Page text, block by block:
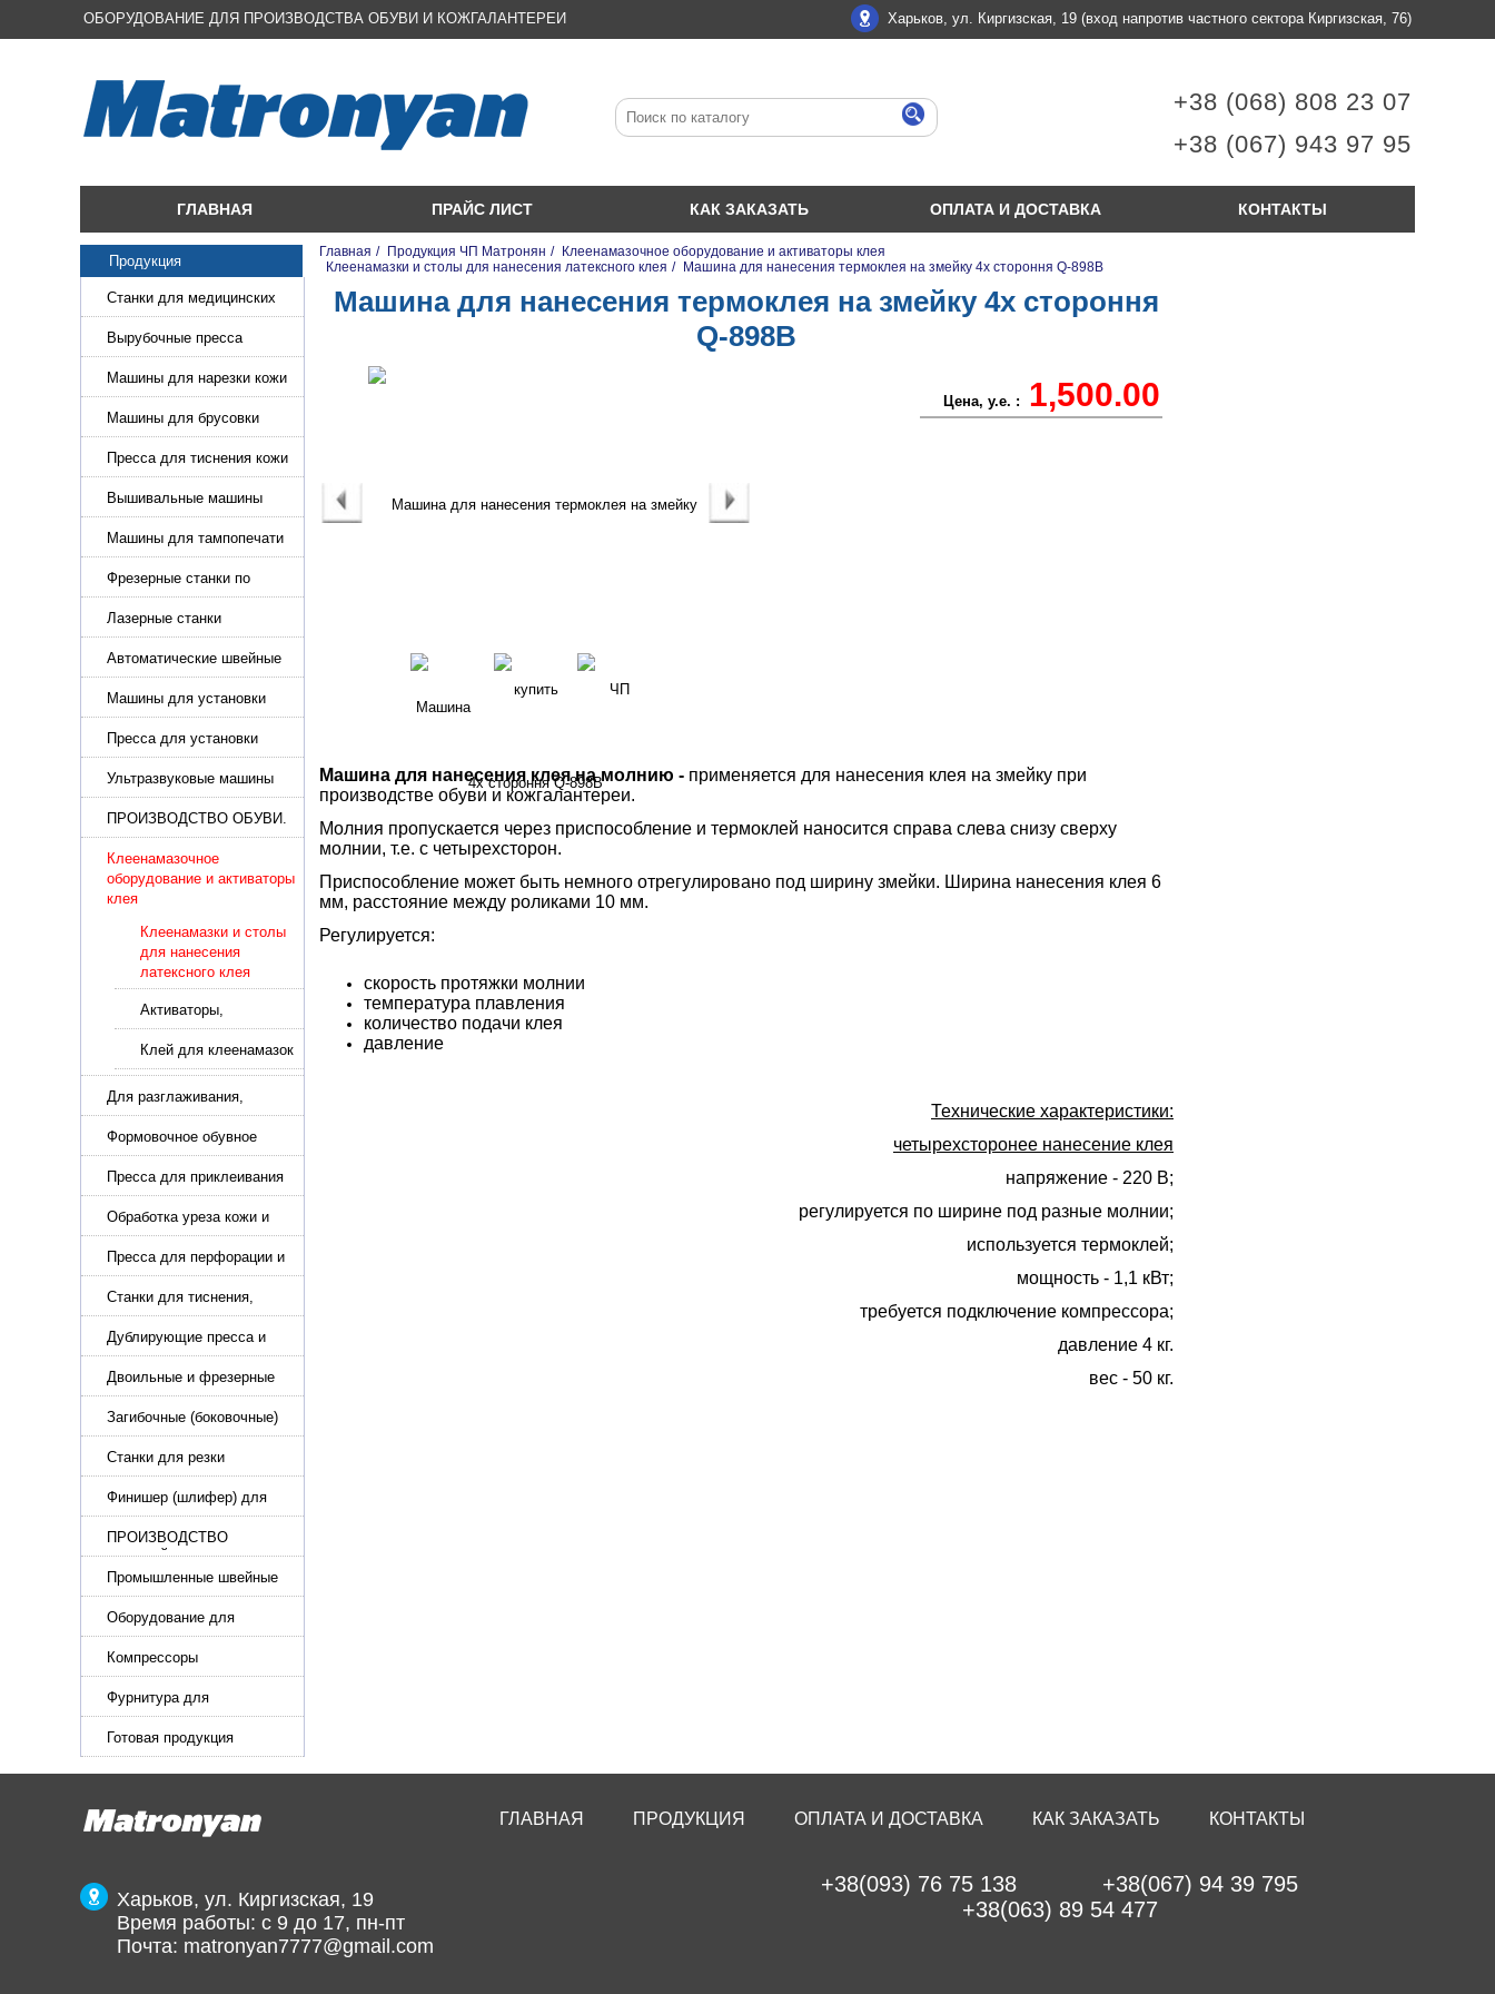
ОБОРУДОВАНИЕ ДЛЯ ПРОИЗВОДСТВА ОБУВИ И КОЖГАЛАНТЕРЕИ Харьков, ул. Киргизская, 19 (вход напротив частного сектора Киргизская, 76)
+38 (068) 808 23 07
+38 (067) 943 97 95
ГЛАВНАЯ ПРАЙС ЛИСТ КАК ЗАКАЗАТЬ ОПЛАТА И ДОСТАВКА КОНТАКТЫ
Продукция
Станки для медицинских
масок
Вырубочные пресса
Машины для нарезки кожи
и стропы
Машины для брусовки
кожи,меха,поролона
Пресса для тиснения кожи
Вышивальные машины
Машины для тампопечати
Фрезерные станки по
металлу
Лазерные станки
Автоматические швейные
машины с программным
управлением
Машины для установки
жемчуга, бусин, заклепок и
фурнитура
Пресса для установки
фурнитуры: блочка,
люверсы, петля
Ультразвуковые машины
для сварки
ПРОИЗВОДСТВО ОБУВИ.
Машины для изготовления
обуви
Клеенамазочное
оборудование и активаторы
клея
Клеенамазки и столы
для нанесения
латексного клея
Активаторы,
реактиваторы клея
для подошвы
Клей для клеенамазок
Для разглаживания,
разбивания и герметизации
шва
Формовочное обувное
оборудование
Пресса для приклеивания
подошвы и прибивки
каблука
Обработка уреза кожи и
покрасочные камеры
Пресса для перфорации и
тиснения
Станки для тиснения,
нанесения логотипа и
нумераторы
Дублирующие пресса и
утюги для разглаживания
кожи
Двоильные и фрезерные
машины для слоения и
фрезерования кожи
Загибочные (боковочные)
машины для стельки,
кошельков, сумок
Станки для резки
кожи.Станки для резки
стропы
Финишер (шлифер) для
обуви
ПРОИЗВОДСТВО
РЕМНЕЙ, СУМОК,
КОЖГАЛАНТЕРЕИ
Промышленные швейные
машины для кожи, обуви
Оборудование для
производства и резки
эластичной ленты и стропы
Компрессоры
Фурнитура для
производства ремней
Готовая продукция
Главная / Продукция ЧП Матронян / Клеенамазочное оборудование и активаторы клея
Клеенамазки и столы для нанесения латексного клея / Машина для нанесения термоклея на змейку 4х стороння Q-898B
Машина для нанесения термоклея на змейку 4х стороння
Q-898B
Цена, у.е. : 1,500.00
Машина для нанесения клея на молнию - применяется для нанесения клея на змейку при
производстве обуви и кожгалантереи.
Молния пропускается через приспособление и термоклей наносится справа слева снизу сверху
молнии, т.е. с четырехсторон.
Приспособление может быть немного отрегулировано под ширину змейки. Ширина нанесения клея 6
мм, расстояние между роликами 10 мм.
Регулируется:
скорость протяжки молнии
температура плавления
количество подачи клея
давление
Технические характеристики:
четырехсторонее нанесение клея
напряжение - 220 В;
регулируется по ширине под разные молнии;
используется термоклей;
мощность - 1,1 кВт;
требуется подключение компрессора;
давление 4 кг.
вес - 50 кг.
ГЛАВНАЯ ПРОДУКЦИЯ ОПЛАТА И ДОСТАВКА КАК ЗАКАЗАТЬ КОНТАКТЫ
Харьков, ул. Киргизская, 19
Время работы: с 9 до 17, пн-пт
Почта: matronyan7777@gmail.com
+38(093) 76 75 138
+38(067) 94 39 795
+38(063) 89 54 477